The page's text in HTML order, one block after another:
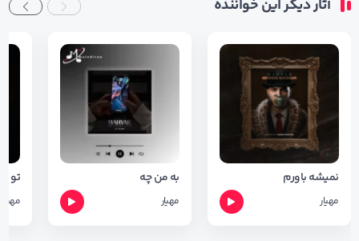
آثار دیگر این خواننده
نمیشه باورم
مهیار
به من چه
مهیار
تو
مهیار